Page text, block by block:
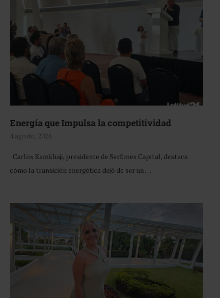
Energía que Impulsa la competitividad
4 agosto, 2026
Carlos Kamkhaji, presidente de Serfimex Capital, destaca
cómo la transición energética dejó de ser un …